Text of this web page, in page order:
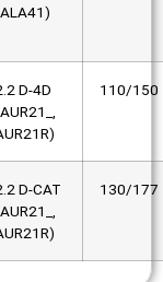
D-4D
110/150
D-CAT
130/177